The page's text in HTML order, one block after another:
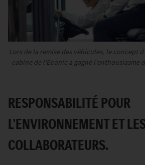
Lors de la remise des véhicules, le
cabine de l'Econic a gagné l'enthousiasme
RESPONSABILITÉ POUR
L'ENVIRONNEMENT ET
COLLABORATEURS.